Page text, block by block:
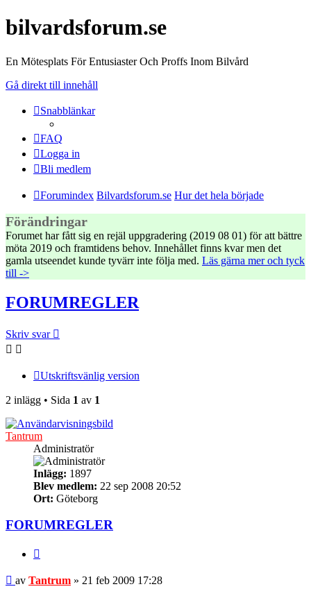
bilvardsforum.se
En Mötesplats För Entusiaster Och Proffs Inom Bilvård
Gå direkt till innehåll
Snabblänkar
FAQ
Logga in
Bli medlem
Forumindex Bilvardsforum.se Hur det hela började
Förändringar
Forumet har fått sig en rejäl uppgradering (2019 08 01) för att bättre
möta 2019 och framtidens behov. Innehållet finns kvar men det
gamla utseendet kunde tyvärr inte följa med. Läs gärna mer och tyck
till ->
FORUMREGLER
Skriv svar
Utskriftsvänlig version
2 inlägg • Sida 1 av 1
Tantrum
Administratör
Inlägg: 1897
Blev medlem: 22 sep 2008 20:52
Ort: Göteborg
FORUMREGLER
Inlägg
av Tantrum » 21 feb 2009 17:28